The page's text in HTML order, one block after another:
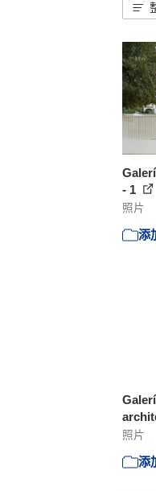
- 1
照片
添
照片
添